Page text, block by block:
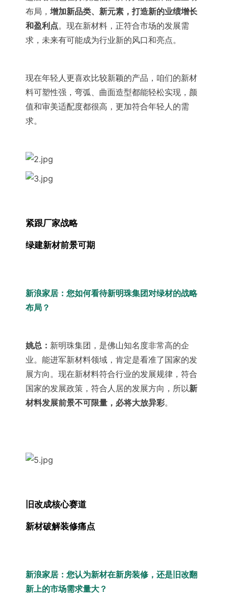
布局， 增加新品类、新元素，打造新的业绩增长
和盈利点。现在新材料，正符合市场的发展需
求，未来有可能成为行业新的风口和亮点。
现在年轻人更喜欢比较新颖的产品，咱们的新材
料可塑性强，弯弧、曲面造型都能轻松实现，颜
值和审美适配度都很高，更加符合年轻人的需
求。
紧跟厂家战略
绿建新材前景可期
新浪家居： 您如何看待新明珠集团对绿材的战略
布局？
姚总： 新明珠集团，是佛山知名度非常高的企
业。能进军新材料领域，肯定是看准了国家的发
展方向。现在新材料符合行业的发展规律，符合
国家的发展政策，符合人居的发展方向，所以新
材料发展前景不可限量，必将大放异彩。
旧改成核心赛道
新材破解装修痛点
新浪家居：您认为新材在新房装修，还是旧改翻
新上的市场需求量大？